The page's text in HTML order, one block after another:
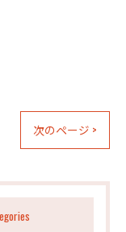
次のページ >